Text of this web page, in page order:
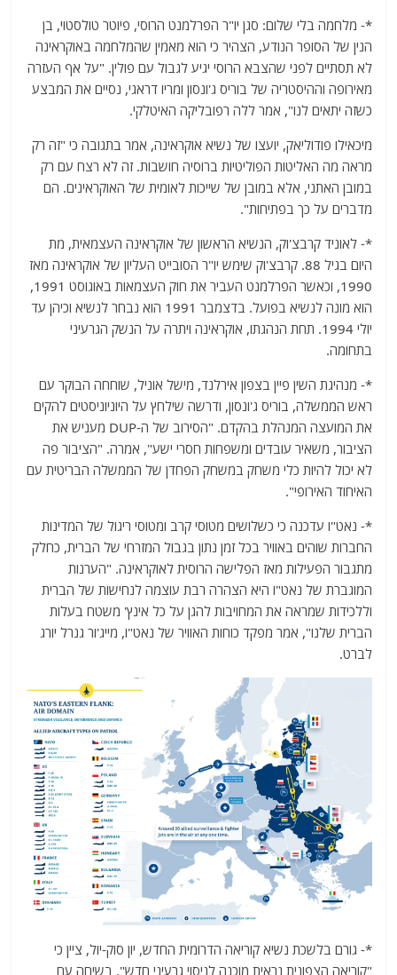
*- מלחמה בלי שלום: סגן יו"ר הפרלמנט הרוסי, פיוטר טולסטוי, בן
הנין של הסופר הנודע, הצהיר כי הוא מאמין שהמלחמה באוקראינה
לא תסתיים לפני שהצבא הרוסי יגיע לגבול עם פולין. "על אף העזרה
מאירופה וההיסטריה של בוריס ג'ונסון ומריו דראגי, נסיים את המבצע
כשזה יתאים לנו", אמר ללה רפובליקה האיטלקי.
מיכאילו פודוליאק, יועצו של נשיא אוקראינה, אמר בתגובה כי "זה רק
מראה מה האליטות הפוליטיות ברוסיה חושבות. זה לא רצח עם רק
במובן האתני, אלא במובן של שייכות לאומית של האוקראינים. הם
מדברים על כך בפתיחות".
*- לאוניד קרבצ'וק, הנשיא הראשון של אוקראינה העצמאית, מת
היום בגיל 88. קרבצ'וק שימש יו"ר הסובייט העליון של אוקראינה מאז
1990, וכאשר הפרלמנט העביר את חוק העצמאות באוגוסט 1991,
הוא מונה לנשיא בפועל. בדצמבר 1991 הוא נבחר לנשיא וכיהן עד
יולי 1994. תחת הנהגתו, אוקראינה ויתרה על הנשק הגרעיני
בתחומה.
*- מנהיגת השין פיין בצפון אירלנד, מישל אוניל, שוחחה הבוקר עם
ראש הממשלה, בוריס ג'ונסון, ודרשה שילחץ על היוניוניסטים להקים
את המועצה המנהלת בהקדם. "הסירוב של ה-DUP מעניש את
הציבור, משאיר עובדים ומשפחות חסרי ישע", אמרה. "הציבור פה
לא יכול להיות כלי משחק במשחק הפחדן של הממשלה הבריטית עם
האיחוד האירופי".
*- נאט"ו עדכנה כי כשלושים מטוסי קרב ומטוסי ריגול של המדינות
החברות שוהים באוויר בכל זמן נתון בגבול המזרחי של הברית, כחלק
מתגבור הפעילות מאז הפלישה הרוסית לאוקראינה. "הערנות
המוגברת של נאט"ו היא הצהרה רבת עוצמה לנחישות של הברית
וללכידות שמראה את המחויבות להגן על כל אינץ' משטח בעלות
הברית שלנו", אמר מפקד כוחות האוויר של נאט"ו, מייג'ור גנרל יורג
לברט.
*- גורם בלשכת נשיא קוריאה הדרומית החדש, יון סוק-יול, ציין כי
"קוריאה הצפונית נראית מוכנה לניסוי גרעיני חדש". בשיחה עם